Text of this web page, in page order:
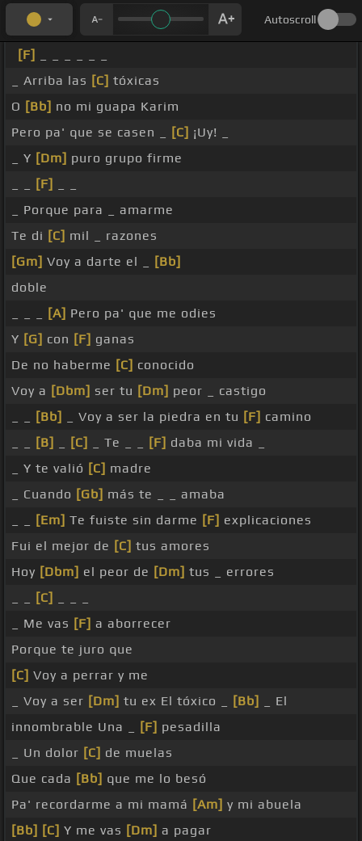
Autoscroll
[F]
_ Arriba las [C] tóxicas
O [Bb] no mi guapa Karim
Pero pa' que se casen _
[C] ¡Uy! _
_ Y [Dm] puro grupo firme
[F]
_ Porque para _ amarme
Te di [C] mil _ razones
[Gm] Voy a darte el _
[Bb]
doble
[A] Pero pa' que me odies
Y [G] con [F] ganas
De no haberme [C] conocido
Voy a [Dbm] ser tu [Dm] peor _ castigo
[Bb] _ Voy a ser la piedra en tu [F] camino
[B] [C] _ Te _ _ [F] daba mi vida _
_ Y te valió [C] madre
_ Cuando [Gb] más te _ _ amaba
[Em] Te fuiste sin darme [F] explicaciones
Fui el mejor de [C] tus amores
Hoy [Dbm] el peor de [Dm] tus _ errores
[C]
_ Me vas [F] a aborrecer
Porque te juro que
[C] Voy a perrar y me
_ Voy a ser [Dm] tu ex El tóxico _ [Bb]
_ El
innombrable Una _
[F] pesadilla
_ Un dolor [C] de muelas
Que cada [Bb] que me lo besó
Pa' recordarme a mi mamá [Am] y mi abuela
[Bb] [C] Y me vas [Dm] a pagar